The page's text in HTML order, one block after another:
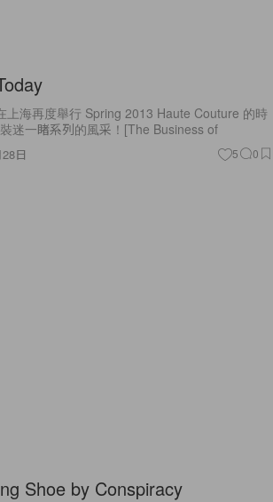
上海再度舉行 Spring 2013 Haute Couture 的時
迷一睹系列的風采！[The Business of
日 5 0
Shoe by Conspiracy